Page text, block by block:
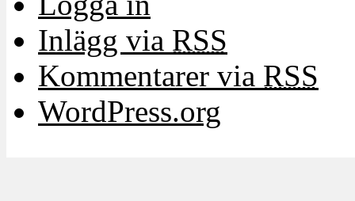
Inlägg via RSS
Kommentarer via RSS
WordPress.org